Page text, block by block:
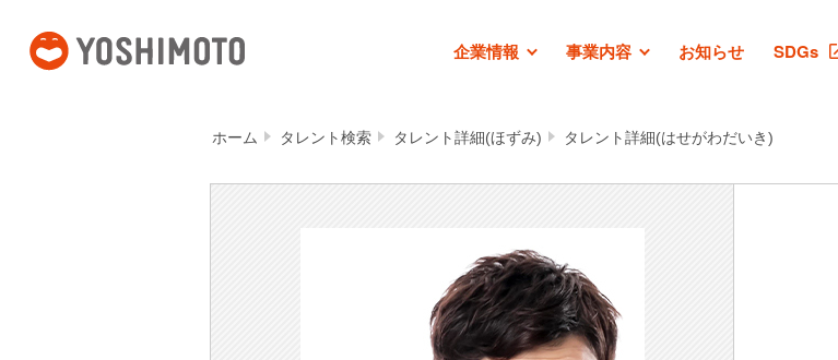
企業情報 事業内容 お知らせ SDGs
ホーム タレント検索 タレント詳細(ほずみ) タレント詳細(はせがわだいき)